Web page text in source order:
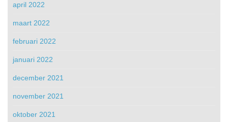
april 2022
maart 2022
februari 2022
januari 2022
december 2021
november 2021
oktober 2021